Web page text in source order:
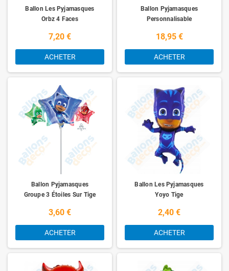
Ballon Les Pyjamasques
Orbz 4 Faces
7,20 €
ACHETER
Ballon Pyjamasques
Personnalisable
18,95 €
ACHETER
Ballon Pyjamasques
Groupe 3 Étoiles Sur Tige
3,60 €
ACHETER
Ballon Les Pyjamasques
Yoyo Tige
2,40 €
ACHETER